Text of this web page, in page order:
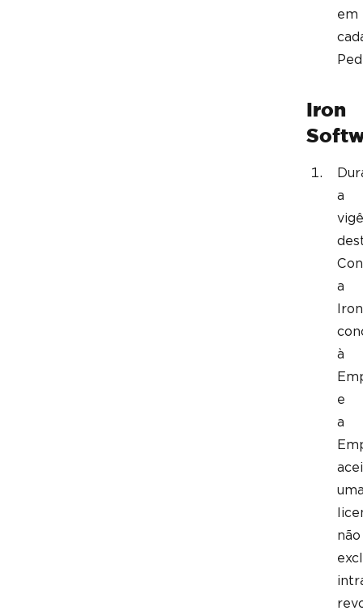
em
Iron
a
a
Iron
à
e
a
não